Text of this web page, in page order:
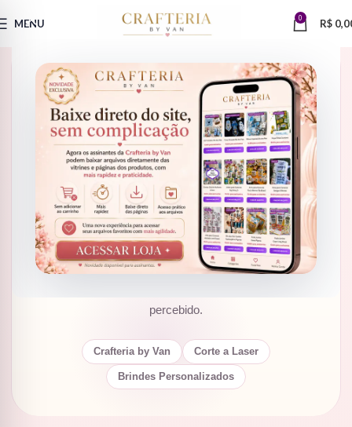
MENU 0 R$
TECNOLOGIA PARA ATELIÊS CRIATIVOS
Mercado de corte a laser:
como faturar com
brindes personalizados
Entenda como as máquinas de corte e gravação a laser
estão criando novas oportunidades para artesãs,
papelarias, ateliês criativos e pequenos negócios que
desejam vender brindes, lembrancinhas, peças
percebido.
Crafteria by Van Corte a Laser
Brindes Personalizados